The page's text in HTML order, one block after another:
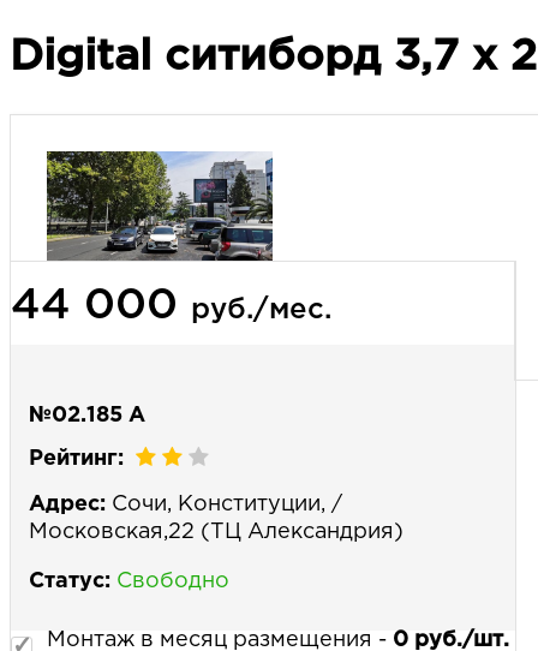
Digital cитиборд 3,7 х
44 000 руб./мес.
№02.185 А
Рейтинг:
Адрес: Сочи, Конституции, /
Московская,22 (ТЦ Александрия)
Статус: Свободно
Монтаж в месяц размещения - 0 руб./шт.